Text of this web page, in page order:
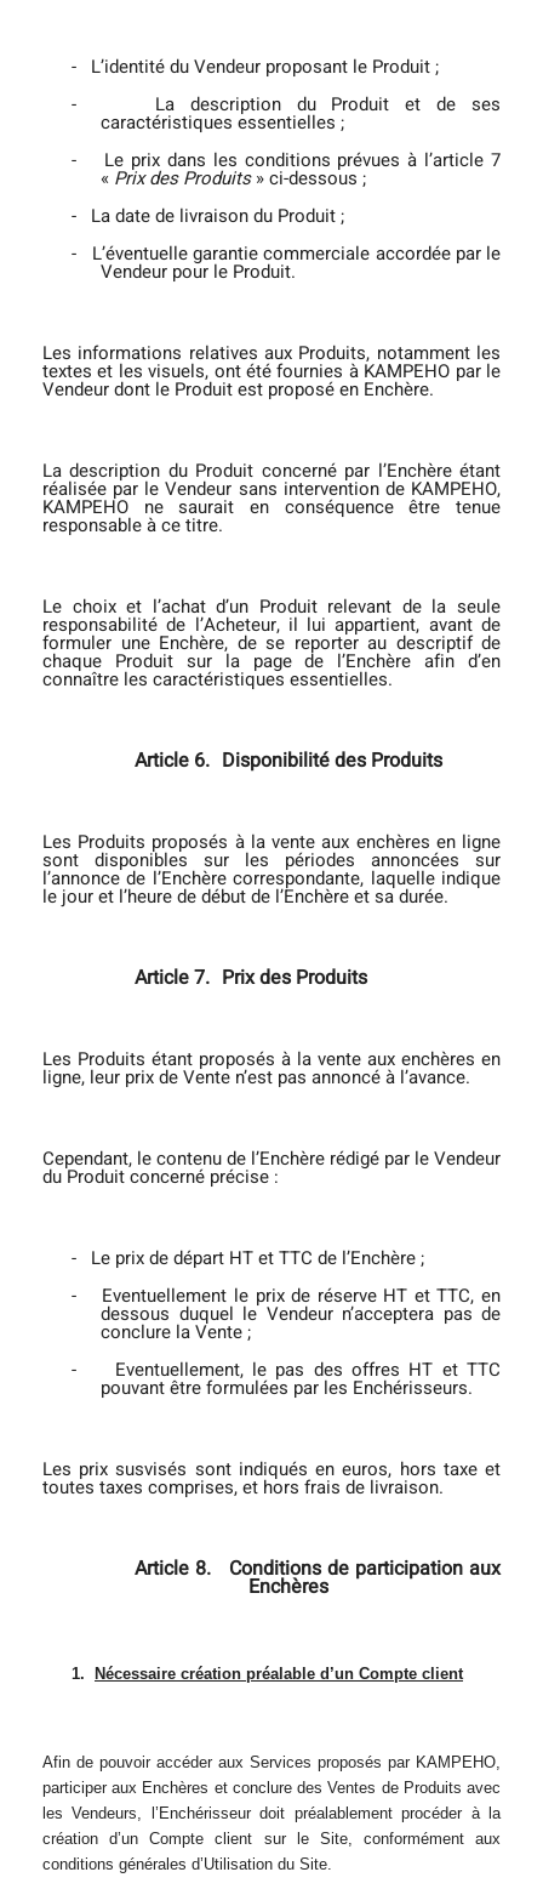
- L’identité du Vendeur proposant le Produit ;
-
La description du Produit et de ses
caractéristiques essentielles ;
-
Le prix dans les conditions prévues à l’article 7
« Prix des Produits» ci-dessous ;
- La date de livraison du Produit ;
-
L’éventuelle garantie commerciale accordée par le
Vendeur pour le Produit.
Les informations relatives aux Produits, notamment les
textes et les visuels, ont été fournies à KAMPEHO par le
Vendeur dont le Produit est proposé en Enchère.
La description du Produit concerné par l’Enchère étant
réalisée par le Vendeur sans intervention de KAMPEHO,
KAMPEHO ne saurait en conséquence être tenue
responsable à ce titre.
Le choix et l’achat d’un Produit relevant de la seule
responsabilité de l’Acheteur, il lui appartient, avant de
formuler une Enchère, de se reporter au descriptif de
chaque Produit sur la page de l’Enchère afin d’en
connaître les caractéristiques essentielles.
Article 6. Disponibilité des Produits
Les Produits proposés à la vente aux enchères en ligne
sont disponibles sur les périodes annoncées sur
l’annonce de l’Enchère correspondante, laquelle indique
le jour et l’heure de début de l’Enchère et sa durée.
Article 7. Prix des Produits
Les Produits étant proposés à la vente aux enchères en
ligne, leur prix de Vente n’est pas annoncé à l’avance.
Cependant, le contenu de l’Enchère rédigé par le Vendeur
du Produit concerné précise :
- Le prix de départ HT et TTC de l’Enchère ;
-
Eventuellement le prix de réserve HT et TTC, en
dessous duquel le Vendeur n’acceptera pas de
conclure la Vente ;
-
Eventuellement, le pas des offres HT et TTC
pouvant être formulées par les Enchérisseurs.
Les prix susvisés sont indiqués en euros, hors taxe et
toutes taxes comprises, et hors frais de livraison.
Article 8. Conditions de participation aux
Enchères
1. Nécessaire création préalable d’un Compte client
Afin de pouvoir accéder aux Services proposés par KAMPEHO,
participer aux Enchères et conclure des Ventes de Produits avec
les Vendeurs, l’Enchérisseur doit préalablement procéder à la
création d’un Compte client sur le Site, conformément aux
conditions générales d’Utilisation du Site.